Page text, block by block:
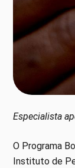
Especialista
O Programa
Instituto de